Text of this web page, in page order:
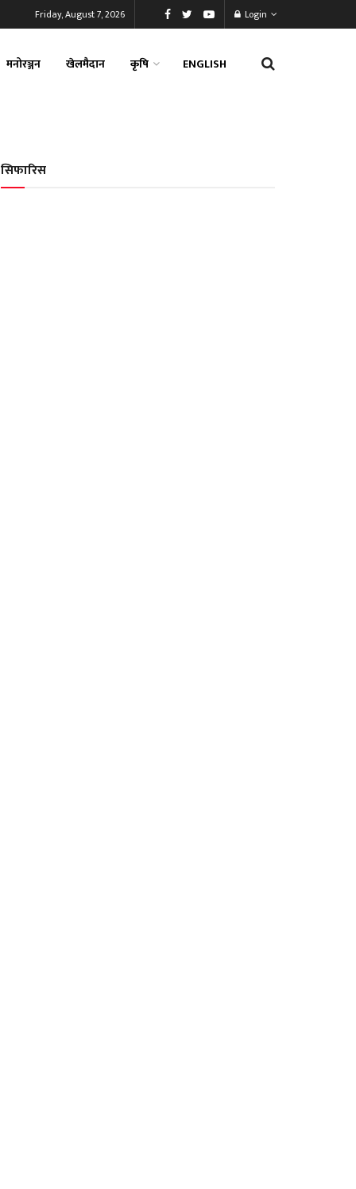
Friday, August 7, 2026 Login
मनोरञ्जन खेलमैदान कृषि ENGLISH
सिफारिस